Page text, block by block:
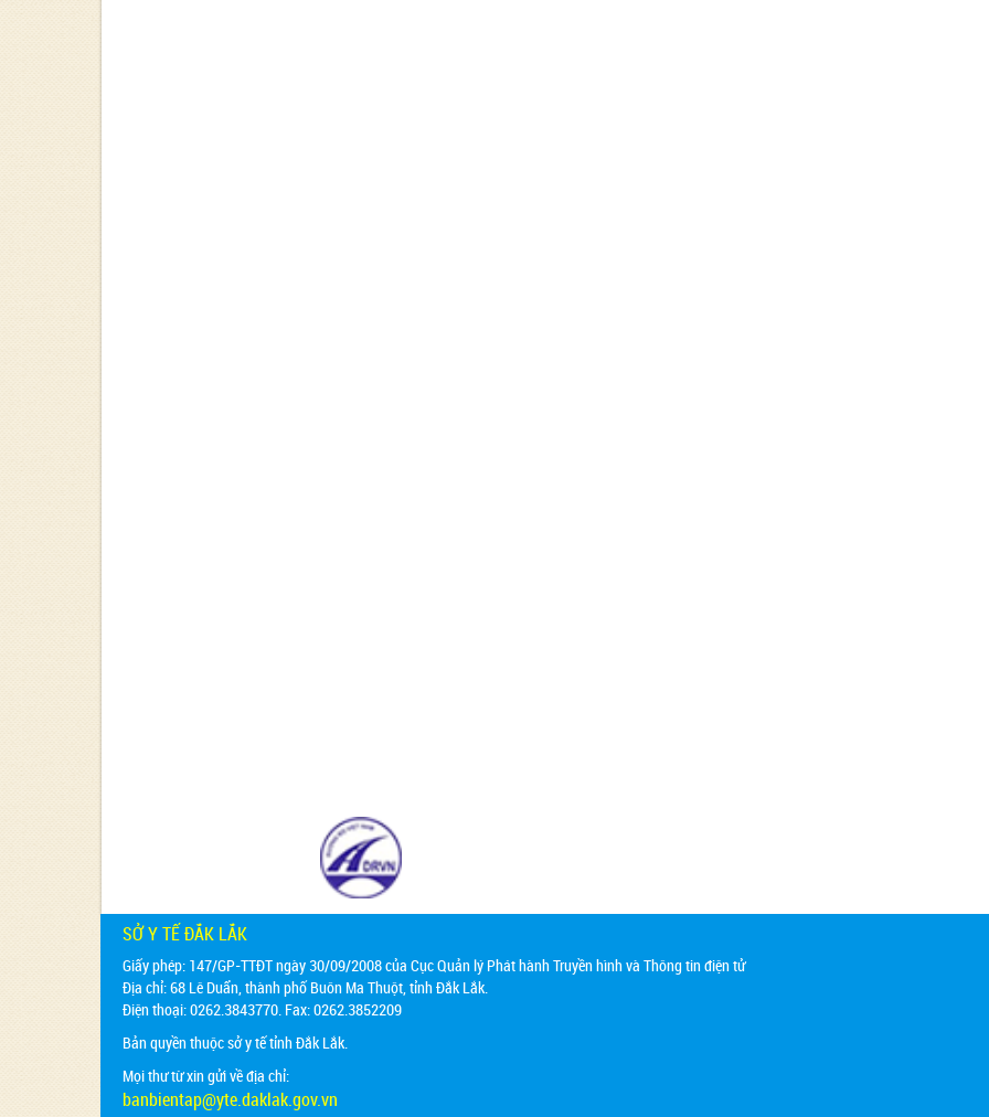
SỞ Y TẾ ĐẮK LẮK
Giấy phép: 147/GP-TTĐT ngày 30/09/2008 của Cục Quản lý Phát hành Truyền hình và Thông tin điện tử
Địa chỉ:68 Lê Duẩn, thành phố Buôn Ma Thuột, tỉnh Đắk Lắk.
Điện thoại: 0262.3843770. Fax: 0262.3852209
Bản quyền thuộc sở y tế tỉnh Đắk Lắk.
Mọi thư từ xin gửi về địa chỉ:
banbientap@yte.daklak.gov.vn